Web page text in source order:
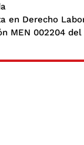
en Derecho
MEN 002204